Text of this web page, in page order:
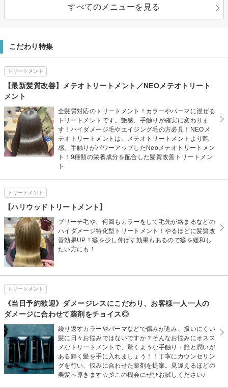
すべてのメニューを見る
こだわり特集
トリートメント
【最新髪質改善】メテオトリートメント／NEOメテオトリート
メント
全髪質対応のトリートメント！カラーやパーマに混ぜる
トリートメントです。艶感、手触りが確実に変わりま
す！ハイダメージ毛やエイジング毛の方必見！NEOメ
テオトリートメントは、メテオトリートメントより艶
感、手触りがパワーアップしたNeoメテオトリートメン
ト！9種類の栄養成分を配合した髪質改善トリートメン
ト
トリートメント
【ハリウッドトリートメント】
ブリーチ毛や、何回もカラーをして毛先が絡まるなどの
ハイダメージ特化型トリートメント！やるほどに髪質改
善効果UP！癖を少し伸ばす効果もあるので癖を緩和し
たい方にも！
トリートメント
《当日予約歓迎》ダメージレスにこだわり、お客様一人一人の
ダメージに合わせて薬剤をチョイス◎
繰り返すカラーやパーマなどで傷みが進み、扱いにくい
髪に日々お悩みではないですか？そんなお悩みにオスス
メなトリートメントで、驚くような手触り・艶と潤いが
ある輝く髪を手に入れましょう！！丁寧にカウンセリン
グを行い、悩みに合わせた薬剤を提案。見違えるほどの
美髪へ導きます☆彡この機会にぜひお試しください♪